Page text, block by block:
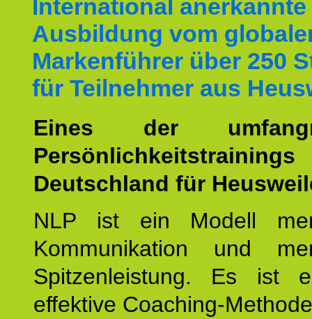
International
Ausbildung vom
Markenführer über 250
für Teilnehmer aus
Eines der
Deutschland für
NLP ist ein Modell
Kommunikation und
Spitzenleistung. Es ist
effektive Coaching-